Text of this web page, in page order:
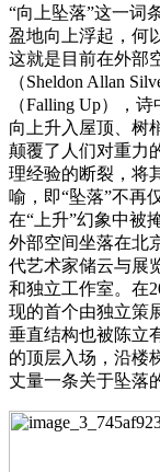
“向上坠落”这一
盈地向上浮起，何
这就是目前在外部
（Sheldon Allan
（Falling Up），
向上升入屋顶、树
颠覆了人们对重力
理经验的断裂，将
喻，即“坠落”不再
在“上升”幻象中被
外部空间坐落在北
代艺术家储云与展
和独立工作室。在
现的首个由独立策
垂直结构也被陈立
的顶层入场，沿楼
丈量一条关于坠落